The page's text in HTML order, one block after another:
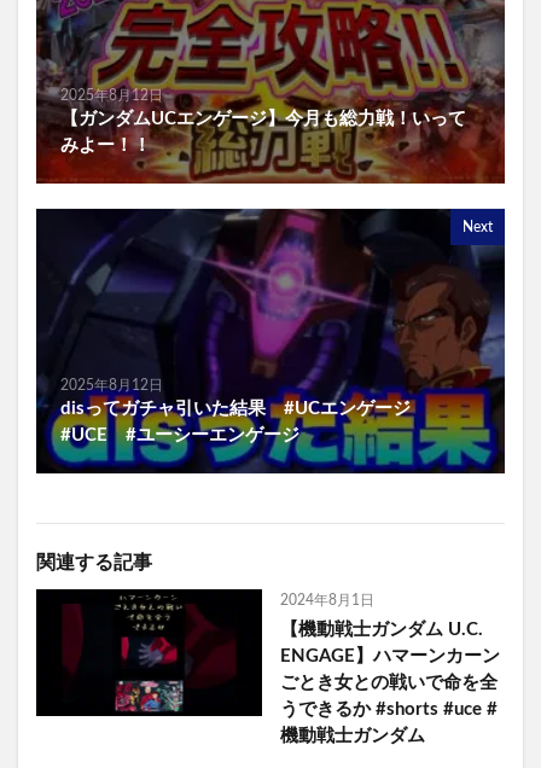
2025年8月12日
【ガンダムUCエンゲージ】今月も総力戦！いって
みよー！！
Next
2025年8月12日
disってガチャ引いた結果 #UCエンゲージ
#UCE #ユーシーエンゲージ
関連する記事
2024年8月1日
【機動戦士ガンダム U.C.
ENGAGE】ハマーンカーン
ごとき女との戦いで命を全
うできるか #shorts #uce #
機動戦士ガンダム